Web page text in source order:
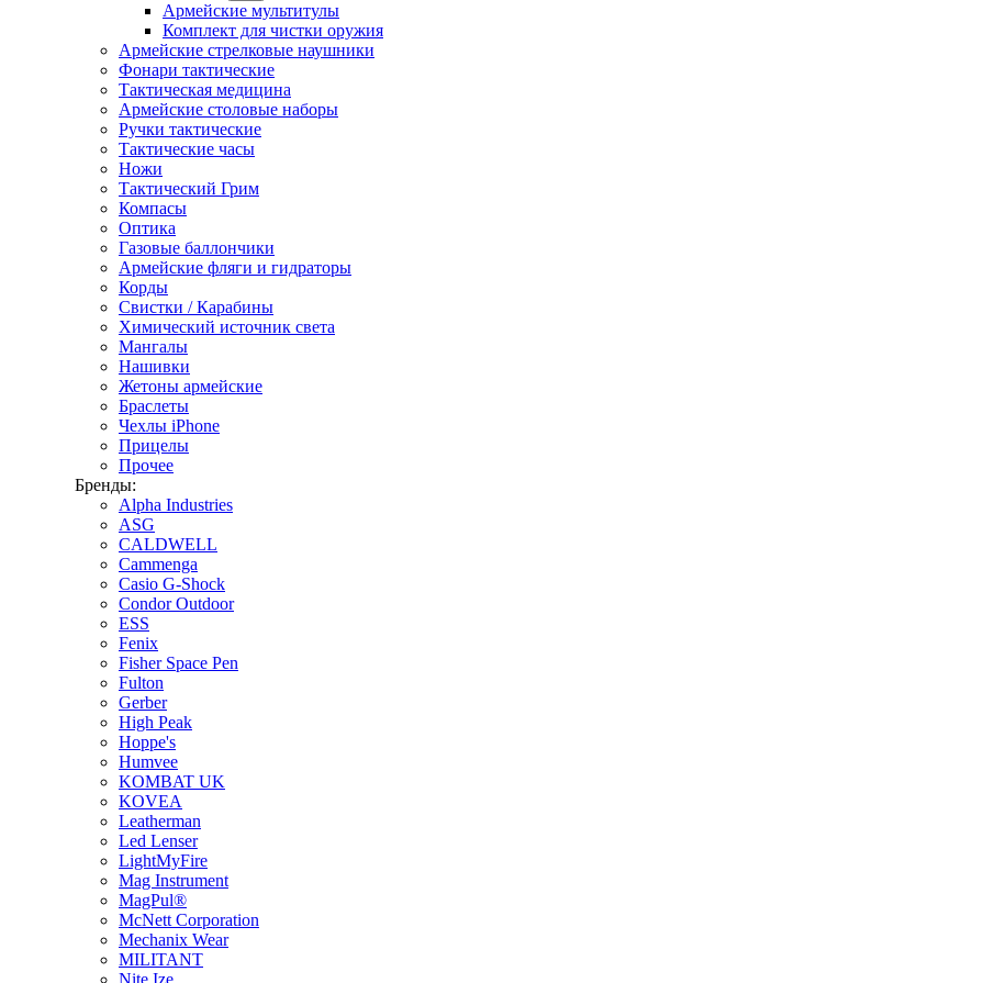
Армейские мультитулы
Комплект для чистки оружия
Армейские стрелковые наушники
Фонари тактические
Тактическая медицина
Армейские столовые наборы
Ручки тактические
Тактические часы
Ножи
Тактический Грим
Компасы
Оптика
Газовые баллончики
Армейские фляги и гидраторы
Корды
Свистки / Карабины
Химический источник света
Мангалы
Нашивки
Жетоны армейские
Браслеты
Чехлы iPhone
Прицелы
Прочее
Бренды:
Alpha Industries
ASG
CALDWELL
Cammenga
Casio G-Shock
Condor Outdoor
ESS
Fenix
Fisher Space Pen
Fulton
Gerber
High Peak
Hoppe's
Humvee
KOMBAT UK
KOVEA
Leatherman
Led Lenser
LightMyFire
Mag Instrument
MagPul®
McNett Corporation
Mechanix Wear
MILITANT
Nite Ize